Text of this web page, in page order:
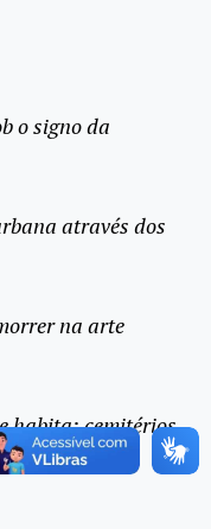
o signo da
através dos
na arte
habita: cemitérios